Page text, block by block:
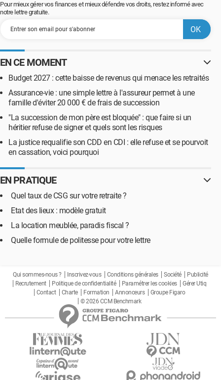
Pour mieux gérer vos finances et mieux défendre vos droits, restez informé avec
notre lettre gratuite.
EN CE MOMENT
Budget 2027 : cette baisse de revenus qui menace les retraités
Assurance-vie : une simple lettre à l'assureur permet à une
famille d'éviter 20 000 € de frais de succession
"La succession de mon père est bloquée" : que faire si un
héritier refuse de signer et quels sont les risques
La justice requalifie son CDD en CDI : elle refuse et se pourvoit
en cassation, voici pourquoi
EN PRATIQUE
Quel taux de CSG sur votre retraite ?
Etat des lieux : modèle gratuit
La location meublée, paradis fiscal ?
Quelle formule de politesse pour votre lettre
Qui sommes-nous ? Inscrivez-vous Conditions générales Société
Publicité
Recrutement
Politique de confidentialité Paramétrer les cookies
Gérer Utiq
Contact
Charte Formation Annonceurs
Groupe Figaro
© 2026 CCM Benchmark